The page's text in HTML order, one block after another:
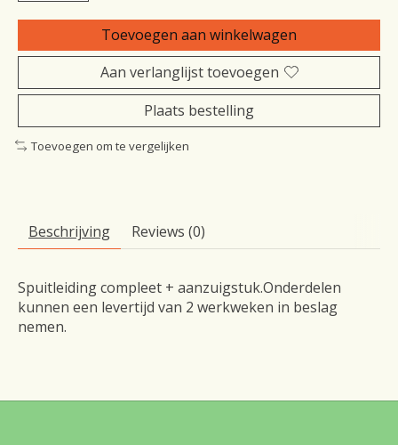
Toevoegen aan winkelwagen
Aan verlanglijst toevoegen
Plaats bestelling
Toevoegen om te vergelijken
Beschrijving Reviews (0)
Spuitleiding compleet + aanzuigstuk.Onderdelen
kunnen een levertijd van 2 werkweken in beslag
nemen.